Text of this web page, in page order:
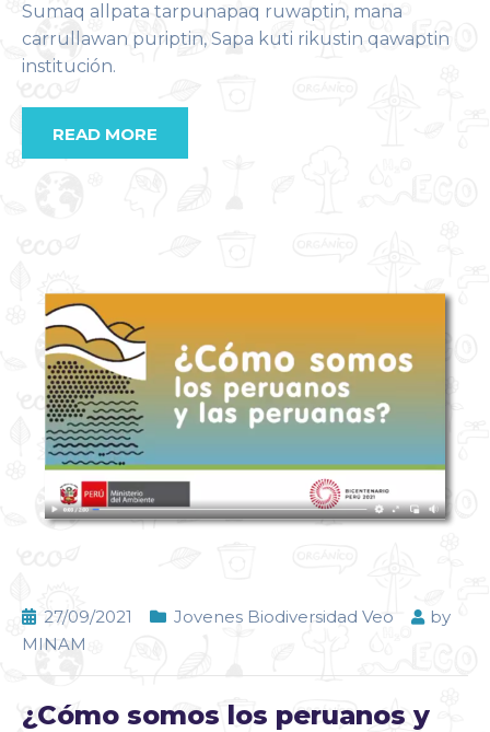
Sumaq allpata tarpunapaq ruwaptin, mana
carrullawan puriptin, Sapa kuti rikustin qawaptin
institución.
READ MORE
27/09/2021 Jovenes Biodiversidad Veo
by
MINAM
¿Cómo somos los peruanos y